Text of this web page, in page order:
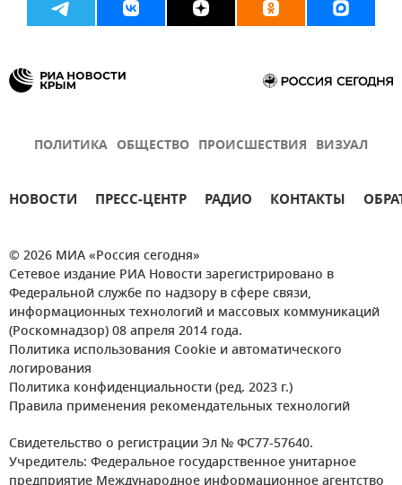
ПОЛИТИКА ОБЩЕСТВО ПРОИСШЕСТВИЯ ВИЗУАЛ
НОВОСТИ ПРЕСС-ЦЕНТР РАДИО КОНТАКТЫ
© 2026 МИА «Россия сегодня»
Сетевое издание РИА Новости зарегистрировано в
Федеральной службе по надзору в сфере связи,
информационных технологий и массовых коммуникаций
(Роскомнадзор) 08 апреля 2014 года.
Политика использования Cookie и автоматического
логирования
Политика конфиденциальности (ред. 2023 г.)
Правила применения рекомендательных технологий
Свидетельство о регистрации Эл № ФС77-57640.
Учредитель: Федеральное государственное унитарное